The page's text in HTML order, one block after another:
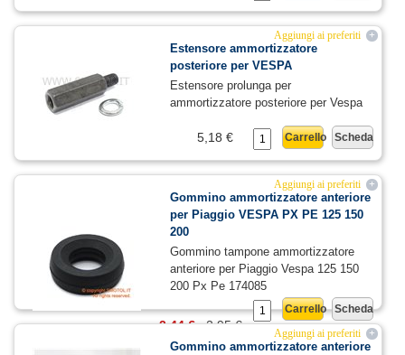
+
Aggiungi ai preferiti
Estensore ammortizzatore
posteriore per VESPA
Estensore prolunga per
ammortizzatore posteriore per Vespa
Scheda
Carrello
5,18 €
+
Aggiungi ai preferiti
Gommino ammortizzatore anteriore
per Piaggio VESPA PX PE 125 150
200
Gommino tampone ammortizzatore
anteriore per Piaggio Vespa 125 150
200 Px Pe 174085
Scheda
Carrello
2,95 €
2,44 €
+
Aggiungi ai preferiti
Gommino ammortizzatore anteriore